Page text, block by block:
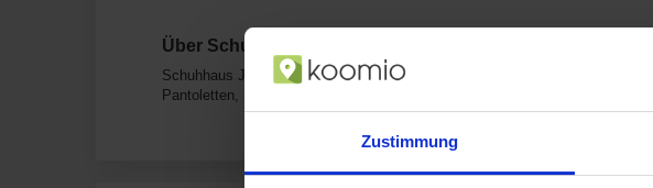
Zustimmung
Über Schuhhaus Jessen Hauptstr. 61 in Leck
Schuhhaus Jessen in Leck ist Dein Geschäft unter anderem für Schuhe,
Pantoletten, Schnürschuhe, Halbschuhe.